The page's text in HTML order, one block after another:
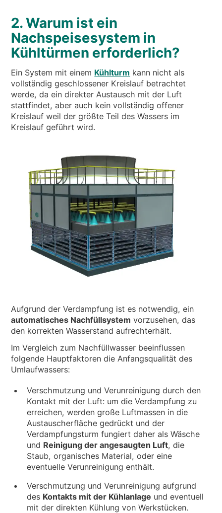
2. Warum ist ein
Nachspeisesystem in
Kühltürmen erforderlich?
Ein System mit einem Kühlturm kann nicht als
vollständig geschlossener Kreislauf betrachtet
werde, da ein direkter Austausch mit der Luft
stattfindet, aber auch kein vollständig offener
Kreislauf weil der größte Teil des Wassers im
Kreislauf geführt wird.
Aufgrund der Verdampfung ist es notwendig, ein
automatisches Nachfüllsystem vorzusehen, das
den korrekten Wasserstand aufrechterhält.
Im Vergleich zum Nachfüllwasser beeinflussen
folgende Hauptfaktoren die Anfangsqualität des
Umlaufwassers:
Verschmutzung und Verunreinigung durch den
Kontakt mit der Luft: um die Verdampfung zu
erreichen, werden große Luftmassen in die
Austauscherfläche gedrückt und der
Verdampfungsturm fungiert daher als Wäsche
und Reinigung der angesaugten Luft, die
Staub, organisches Material, oder eine
eventuelle Verunreinigung enthält.
Verschmutzung und Verunreinigung aufgrund
des Kontakts mit der Kühlanlage und eventuell
mit der direkten Kühlung von Werkstücken.